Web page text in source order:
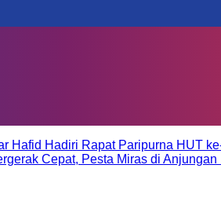
Hafid Hadiri Rapat Paripurna HUT
Cepat, Pesta Miras di